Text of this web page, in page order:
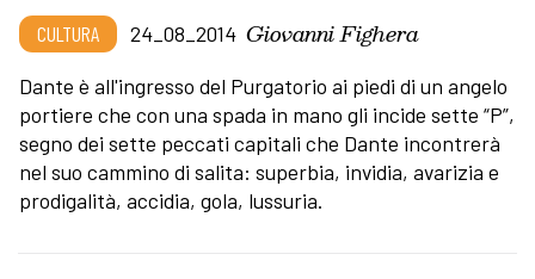
CULTURA 24_08_2014 Giovanni Fighera
Dante è all'ingresso del Purgatorio ai piedi di un angelo
portiere che con una spada in mano gli incide sette “P”,
segno dei sette peccati capitali che Dante incontrerà
nel suo cammino di salita: superbia, invidia, avarizia e
prodigalità, accidia, gola, lussuria.